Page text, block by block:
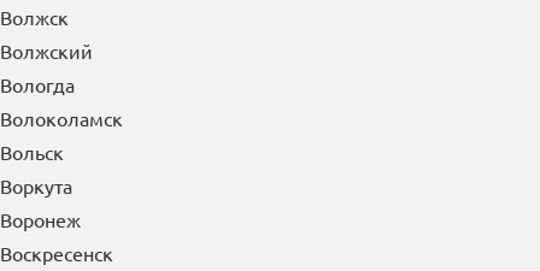
Владивосток
Владикавказ
Владимир
Волгоград
Волгодонск
Волжск
Волжский
Вологда